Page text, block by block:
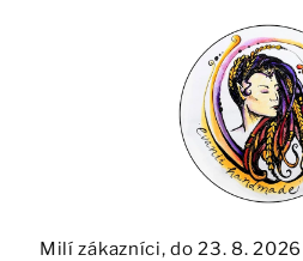
Milí zákazníci, do 23. 8.